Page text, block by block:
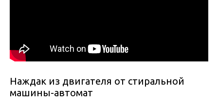
Наждак из двигателя от стиральной
машины-автомат